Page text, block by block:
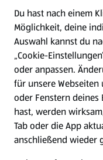
Presse
Hilfe & Kontakt
(öffnet in einem neuen
Unternehmen
Folge uns hier:
Du hast nach einem
Möglichkeit, deine
Auswahl kannst du
„Cookie-
oder anpassen.
für unsere Webseiten
oder Fenstern
hast, werden
Tab oder die App
anschließend wieder